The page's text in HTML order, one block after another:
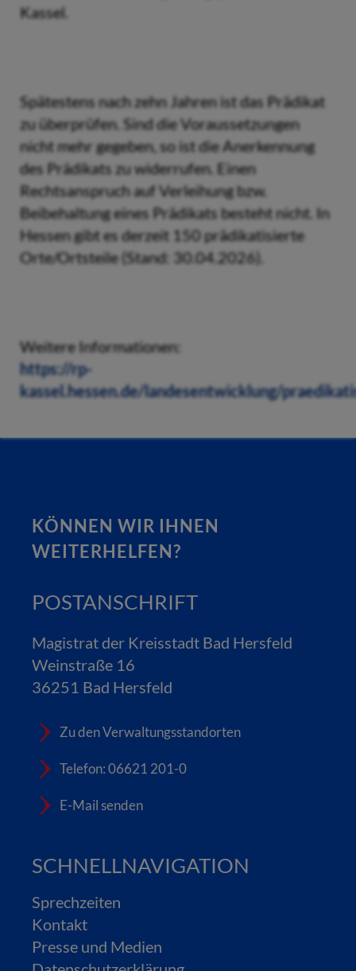
Kassel.
Spätestens nach zehn Jahren ist das Prädikat
zu überprüfen. Sind die Voraussetzungen
nicht mehr gegeben, so ist die Anerkennung
des Prädikats zu widerrufen. Einen
Rechtsanspruch auf Verleihung bzw.
Beibehaltung eines Prädikats besteht nicht. In
Hessen gibt es derzeit 150 prädikatisierte
Orte/Ortsteile (Stand: 30.04.2026).
Weitere Informationen:
https://rp-
kassel.hessen.de/landesentwicklung/
KÖNNEN WIR IHNEN
WEITERHELFEN?
POSTANSCHRIFT
Magistrat der Kreisstadt Bad Hersfeld
Weinstraße 16
36251 Bad Hersfeld
Zu den Verwaltungsstandorten
Telefon: 06621 201-0
E-Mail senden
SCHNELLNAVIGATION
Sprechzeiten
Kontakt
Presse und Medien